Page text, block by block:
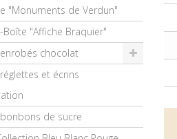
"Monuments de Verdun"
Boîte "Affiche Braquier"
chocolat
et écrins
de sucre